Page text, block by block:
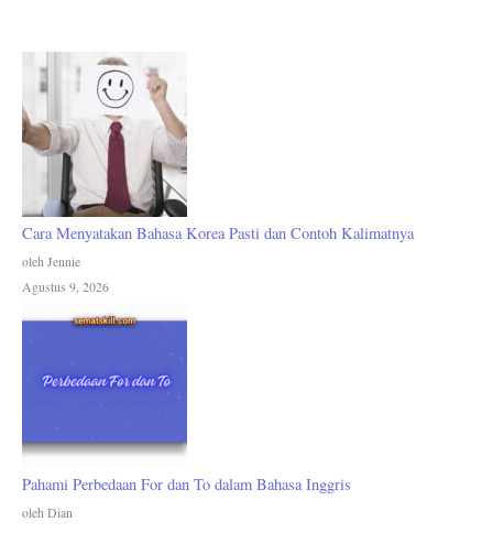
Cara Menyatakan Bahasa Korea Pasti dan Contoh Kalimatnya
oleh Jennie
Agustus 9, 2026
Pahami Perbedaan For dan To dalam Bahasa Inggris
oleh Dian